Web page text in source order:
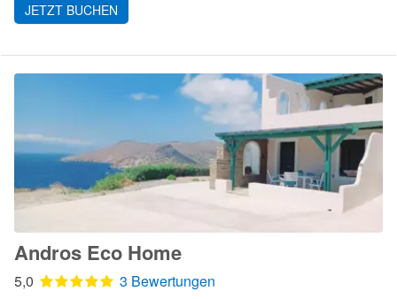
JETZT BUCHEN
Andros Eco Home
5,0
3 Bewertungen